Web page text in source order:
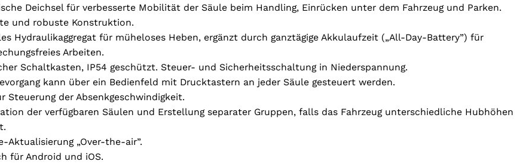
Deichsel für verbesserte Mobilität der Säule beim Handling, Einrücken unter dem Fahrzeug und Parken.
und robuste Konstruktion.
Hydraulikaggregat für müheloses Heben, ergänzt durch ganztägige Akkulaufzeit („All-Day-Battery”) für
Arbeiten.
Schaltkasten, IP54 geschützt. Steuer- und Sicherheitsschaltung in Niederspannung.
kann über ein Bedienfeld mit Drucktastern an jeder Säule gesteuert werden.
Steuerung der Absenkgeschwindigkeit.
der verfügbaren Säulen und Erstellung separater Gruppen, falls das Fahrzeug unterschiedliche Hubhöhen
Aktualisierung „Over-the-air”.
für Android und iOS.